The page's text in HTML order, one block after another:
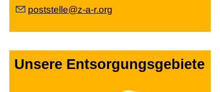
p stst ll z- -r rg
Unsere Entsorgungsgebiete